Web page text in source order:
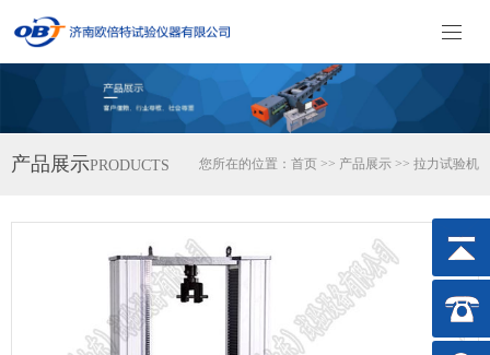
产品展示PRODUCTS 您所在的位置： 首页 >> 产品展示 >> 拉力试验机